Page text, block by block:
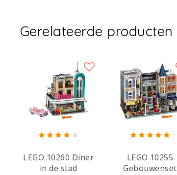
Gerelateerde producten
LEGO 10260 Diner
in de stad
LEGO 10255
Gebouwenset